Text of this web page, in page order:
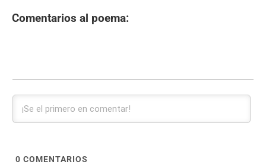
Comentarios al poema:
0 COMENTARIOS